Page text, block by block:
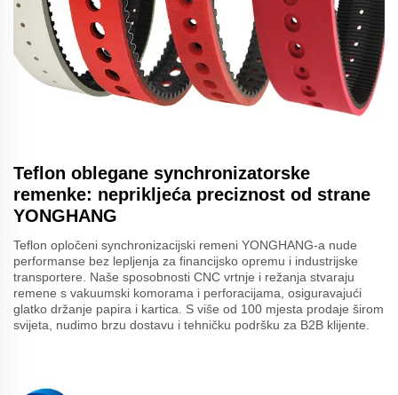
Teflon oblegane synchronizatorske
remenke: neprikljeća preciznost od strane
YONGHANG
Teflon opločeni synchronizacijski remeni YONGHANG-a nude
performanse bez lepljenja za financijsko opremu i industrijske
transportere. Naše sposobnosti CNC vrtnje i režanja stvaraju
remene s vakuumski komorama i perforacijama, osiguravajući
glatko držanje papira i kartica. S više od 100 mjesta prodaje širom
svijeta, nudimo brzu dostavu i tehničku podršku za B2B klijente.